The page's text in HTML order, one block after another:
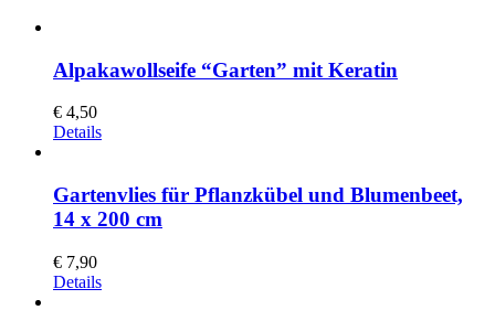
Alpakawollseife “Garten” mit Keratin
€ 4,50
Details
Gartenvlies für Pflanzkübel und Blumenbeet,
14 x 200 cm
€ 7,90
Details